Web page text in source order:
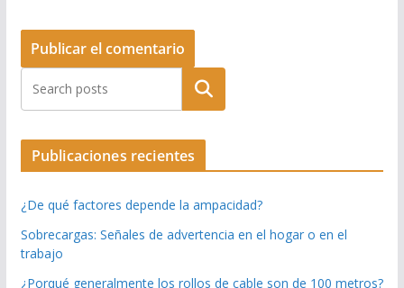
Buscar
Publicaciones recientes
¿De qué factores depende la ampacidad?
Sobrecargas: Señales de advertencia en el hogar o en el
trabajo
¿Porqué generalmente los rollos de cable son de 100 metros?